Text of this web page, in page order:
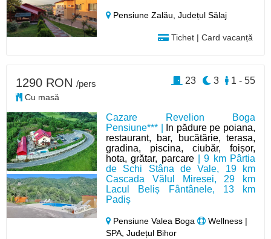
Pensiune Zalău,Județul Sălaj
Tichet | Card vacanță
Cazare Revelion Boga
Pensiune*** |
In pădure pe poiana,
restaurant, bar, bucătărie, terasa,
gradina, piscina, ciubăr, foișor,
hota, grătar, parcare| 9 km Pârtia
de Schi Stâna de Vale, 19 km
Cascada Vălul Miresei, 29 km
Lacul Beliș Fântânele, 13 km
Padiș
Pensiune Valea Boga
Wellness |
SPA, Județul Bihor
1290 RON /pers
Cu masă
1 - 55
3
23